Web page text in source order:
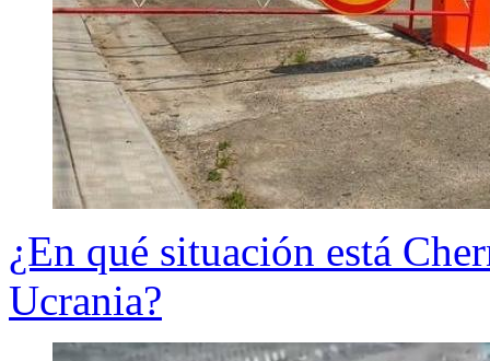
¿En qué situación está
Ucrania?